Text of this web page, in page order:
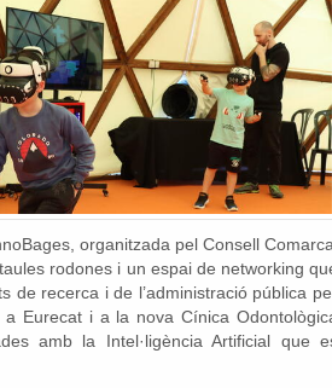
organitzada pel Consell
rodones i un espai de networking
de recerca i de l’administració pública
Eurecat i a la nova Cínica
amb la Intel·ligència Artificial que